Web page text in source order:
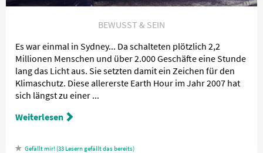
BEWUSST & SEIN
Es war einmal in Sydney... Da schalteten plötzlich 2,2
Millionen Menschen und über 2.000 Geschäfte eine Stunde
lang das Licht aus. Sie setzten damit ein Zeichen für den
Klimaschutz. Diese allererste Earth Hour im Jahr 2007 hat
sich längst zu einer ...
Weiterlesen
33 Lesern gefällt das